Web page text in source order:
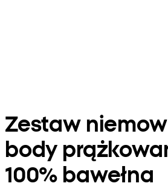
Zestaw
body
100% bawełna